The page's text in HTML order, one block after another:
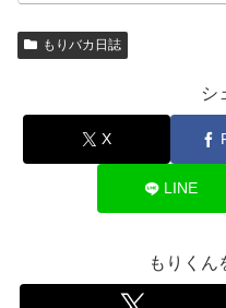
もりバカ日誌
シ
X
LINE
もりくん